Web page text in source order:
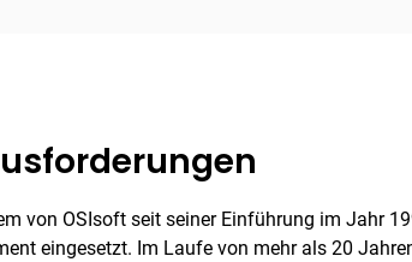
von OSIsoft seit seiner Einführung im Jahr
eingesetzt. Im Laufe von mehr als 20